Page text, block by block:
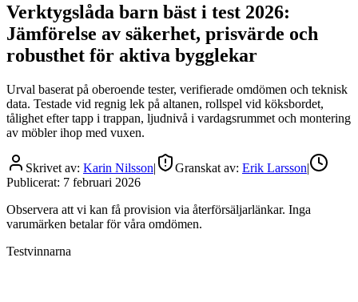
Verktygslåda barn bäst i test 2026:
Jämförelse av säkerhet, prisvärde och
robusthet för aktiva bygglekar
Urval baserat på oberoende tester, verifierade omdömen och teknisk
data. Testade vid regnig lek på altanen, rollspel vid köksbordet,
tålighet efter tapp i trappan, ljudnivå i vardagsrummet och montering
av möbler ihop med vuxen.
Skrivet av: Karin Nilsson| Granskat av: Erik Larsson|
Publicerat: 7 februari 2026
Observera att vi kan få provision via återförsäljarlänkar. Inga
varumärken betalar för våra omdömen.
Testvinnarna